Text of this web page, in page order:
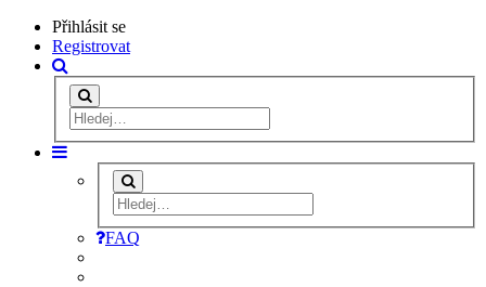
Přihlásit se
Registrovat
FAQ